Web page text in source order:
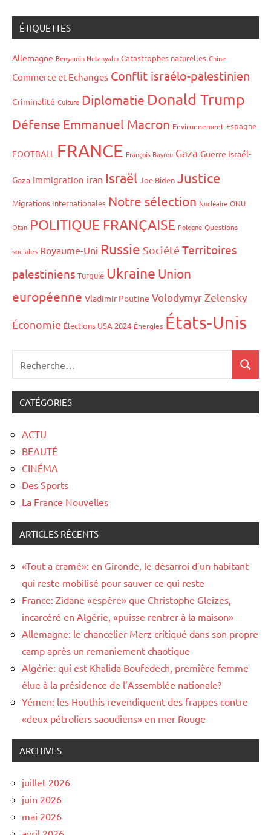
publications
ÉTIQUETTES
Allemagne Benyamin Netanyahu Catastrophes naturelles Chine
Commerce et Echanges Conflit israélo-palestinien
Criminalité Culture Diplomatie Donald Trump
Défense Emmanuel Macron Environnement Espagne
FOOTBALL FRANCE François Bayrou Gaza Guerre Israël-
Gaza Immigration iran Israël Joe Biden Justice
Migrations Internationales Notre sélection Nucléaire ONU
Otan POLITIQUE FRANÇAISE Pologne Questions
sociales Royaume-Uni Russie Société Territoires
palestiniens Turquie Ukraine Union
européenne Vladimir Poutine Volodymyr Zelensky
Économie Élections USA 2024 Énergies États-Unis
CATÉGORIES
ACTU
BEAUTÉ
CINÉMA
Des Sports
La France Nouvelles
ARTICLES RÉCENTS
«Tout a cramé»: en Gironde, le désarroi d’un habitant
qui reste mobilisé pour sauver ce qui reste
France: Zidane «espère» que Christophe Gleizes,
incarcéré en Algérie, «puisse rentrer à la maison»
Allemagne: le chancelier Merz critiqué dans son propre
camp après un remaniement chaotique
Algérie: qui est Khalida Boufedech, première femme
élue à la présidence de l’Assemblée nationale?
Yémen: les Houthis revendiquent des frappes contre
«deux pétroliers saoudiens» en mer Rouge
ARCHIVES
juillet 2026
juin 2026
mai 2026